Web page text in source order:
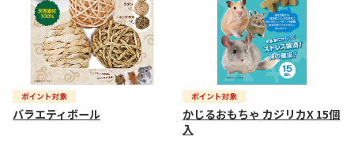
バラエティボール
かじるおもちゃ カジリカX 15個
入